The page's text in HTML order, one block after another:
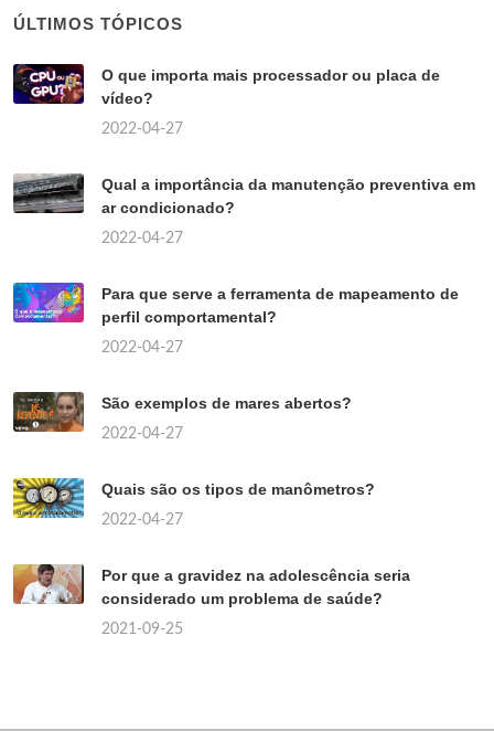
ÚLTIMOS TÓPICOS
O que importa mais processador ou placa de
vídeo?
2022-04-27
Qual a importância da manutenção preventiva em
ar condicionado?
2022-04-27
Para que serve a ferramenta de mapeamento de
perfil comportamental?
2022-04-27
São exemplos de mares abertos?
2022-04-27
Quais são os tipos de manômetros?
2022-04-27
Por que a gravidez na adolescência seria
considerado um problema de saúde?
2021-09-25